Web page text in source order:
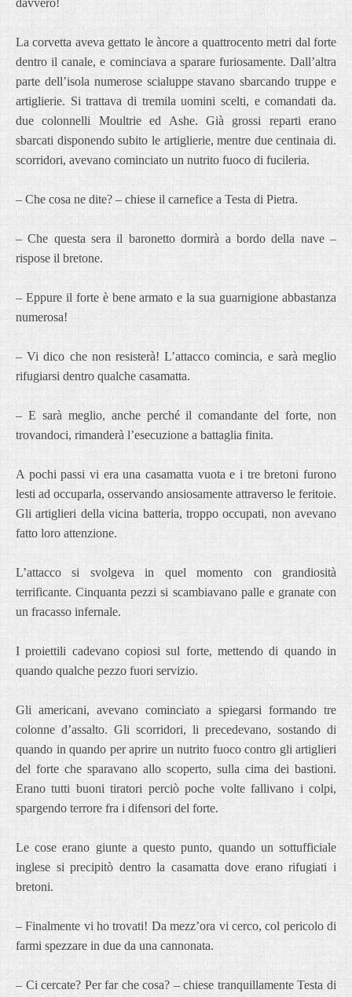
davvero!
La corvetta aveva gettato le àncore a quattrocento metri dal forte
dentro il canale, e cominciava a sparare furiosamente. Dall’altra
parte dell’isola numerose scialuppe stavano sbarcando truppe e
artiglierie. Si trattava di tremila uomini scelti, e comandati da.
due colonnelli Moultrie ed Ashe. Già grossi reparti erano
sbarcati disponendo subito le artiglierie, mentre due centinaia di.
scorridori, avevano cominciato un nutrito fuoco di fucileria.
– Che cosa ne dite? – chiese il carnefice a Testa di Pietra.
– Che questa sera il baronetto dormirà a bordo della nave –
rispose il bretone.
– Eppure il forte è bene armato e la sua guarnigione abbastanza
numerosa!
– Vi dico che non resisterà! L’attacco comincia, e sarà meglio
rifugiarsi dentro qualche casamatta.
– E sarà meglio, anche perché il comandante del forte, non
trovandoci, rimanderà l’esecuzione a battaglia finita.
A pochi passi vi era una casamatta vuota e i tre bretoni furono
lesti ad occuparla, osservando ansiosamente attraverso le feritoie.
Gli artiglieri della vicina batteria, troppo occupati, non avevano
fatto loro attenzione.
L’attacco si svolgeva in quel momento con grandiosità
terrificante. Cinquanta pezzi si scambiavano palle e granate con
un fracasso infernale.
I proiettili cadevano copiosi sul forte, mettendo di quando in
quando qualche pezzo fuori servizio.
Gli americani, avevano cominciato a spiegarsi formando tre
colonne d’assalto. Gli scorridori, li precedevano, sostando di
quando in quando per aprire un nutrito fuoco contro gli artiglieri
del forte che sparavano allo scoperto, sulla cima dei bastioni.
Erano tutti buoni tiratori perciò poche volte fallivano i colpi,
spargendo terrore fra i difensori del forte.
Le cose erano giunte a questo punto, quando un sottufficiale
inglese si precipitò dentro la casamatta dove erano rifugiati i
bretoni.
– Finalmente vi ho trovati! Da mezz’ora vi cerco, col pericolo di
farmi spezzare in due da una cannonata.
– Ci cercate? Per far che cosa? – chiese tranquillamente Testa di